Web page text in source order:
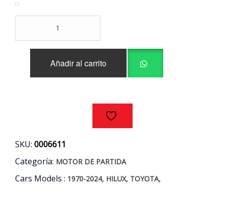
original
era:
$100.000.
actual
$84.990.
TOYOTA
HILUX
Añadir al carrito
SKU: 0006611
Categoría: MOTOR DE PARTIDA
Cars Models : 1970-2024, HILUX, TOYOTA,